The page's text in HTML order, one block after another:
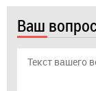
Ваш